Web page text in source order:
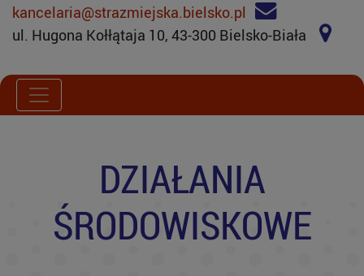
kancelaria@strazmiejska.bielsko.pl
ul. Hugona Kołłątaja 10, 43-300 Bielsko-Biała
DZIAŁANIA
ŚRODOWISKOWE